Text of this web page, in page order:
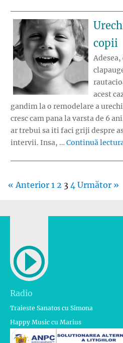
copii
acest
gandim la o remodelare a
cresc cam pana la varsta de 6
ar trebui sa iti faci griji despre
intervii. Insa, … Continuă
« Anterior 1 2 3 4 Următor »
Radio
Traieste Sanatos cu Simona
Happy Music cu Marius